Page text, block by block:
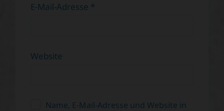
E-Mail-Adresse *
Website
Name, E-Mail-Adresse und Website in